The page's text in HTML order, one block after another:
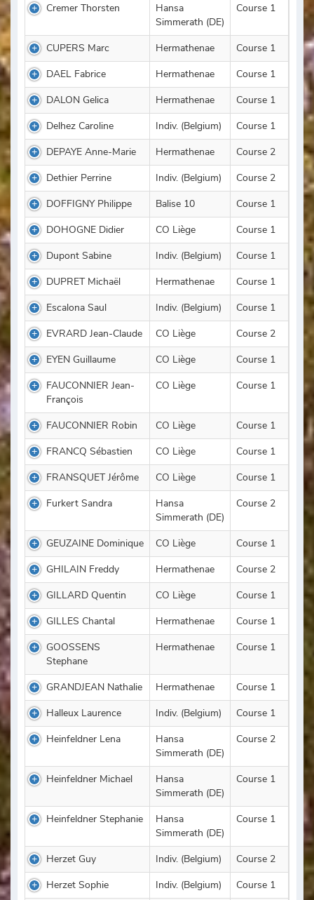
Cremer Thorsten
Hansa
Simmerath (DE)
Course 1
CUPERS Marc Hermathenae
Course 1
DAEL Fabrice
Hermathenae
Course 1
DALON Gelica
Hermathenae
Course 1
Delhez Caroline
Indiv. (Belgium)
Course 1
DEPAYE Anne-Marie
Hermathenae
Course 2
Dethier Perrine
Indiv. (Belgium)
Course 2
DOFFIGNY Philippe
Balise 10
Course 1
DOHOGNE Didier
CO Liège
Course 1
Dupont Sabine
Indiv. (Belgium)
Course 1
DUPRET Michaël
Hermathenae
Course 1
Escalona Saul
Indiv. (Belgium)
Course 1
EVRARD Jean-Claude
CO Liège
Course 2
EYEN Guillaume
CO Liège
Course 1
FAUCONNIER Jean-
François
CO Liège Course 1
FAUCONNIER Robin CO Liège
Course 1
FRANCQ Sébastien
CO Liège
Course 1
FRANSQUET Jérôme
CO Liège
Course 1
Furkert Sandra
Hansa
Simmerath (DE)
Course 2
GEUZAINE Dominique CO Liège
Course 1
GHILAIN Freddy
Hermathenae
Course 2
GILLARD Quentin
CO Liège
Course 1
GILLES Chantal
Hermathenae
Course 1
GOOSSENS
Stephane
Hermathenae Course 1
GRANDJEAN Nathalie Hermathenae
Course 1
Halleux Laurence
Indiv. (Belgium)
Course 1
Heinfeldner Lena
Hansa
Simmerath (DE)
Course 2
Heinfeldner Michael
Hansa
Simmerath (DE)
Course 1
Heinfeldner Stephanie
Hansa
Simmerath (DE)
Course 1
Herzet Guy Indiv. (Belgium)
Course 2
Herzet Sophie
Indiv. (Belgium) Course 1